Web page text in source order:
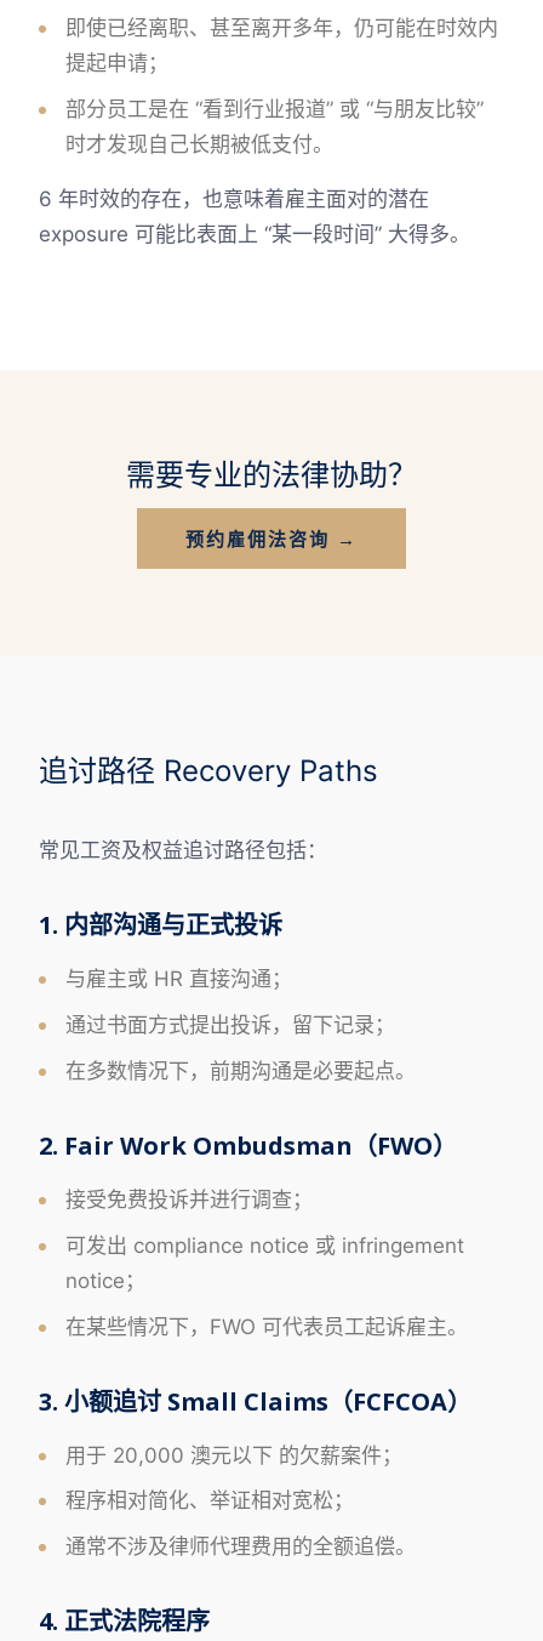
即使已经离职、甚至离开多年，仍可能在时效内
提起申请；
部分员工是在 “看到行业报道” 或 “与朋友比较”
时才发现自己长期被低支付。
6 年时效的存在，也意味着雇主面对的潜在
exposure 可能比表面上 “某一段时间” 大得多。
需要专业的法律协助？
预约雇佣法咨询 →
追讨路径 Recovery Paths
常见工资及权益追讨路径包括：
1. 内部沟通与正式投诉
与雇主或 HR 直接沟通；
通过书面方式提出投诉，留下记录；
在多数情况下，前期沟通是必要起点。
2. Fair Work Ombudsman（FWO）
接受免费投诉并进行调查；
可发出 compliance notice 或 infringement
notice；
在某些情况下，FWO 可代表员工起诉雇主。
3. 小额追讨 Small Claims（FCFCOA）
用于 20,000 澳元以下 的欠薪案件；
程序相对简化、举证相对宽松；
通常不涉及律师代理费用的全额追偿。
4. 正式法院程序